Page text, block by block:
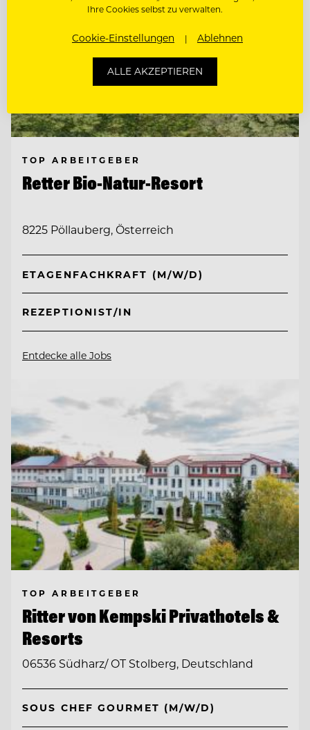
TOP ARBEITGEBER
Retter Bio-Natur-Resort
8225 Pöllauberg, Österreich
ETAGENFACHKRAFT (M/W/D)
REZEPTIONIST/IN
Entdecke alle Jobs
TOP ARBEITGEBER
Ritter von Kempski Privathotels &
Resorts
06536 Südharz/ OT Stolberg, Deutschland
SOUS CHEF GOURMET (M/W/D)
Ihre Cookies selbst zu verwalten.
Cookie-Einstellungen Ablehnen
ALLE AKZEPTIEREN